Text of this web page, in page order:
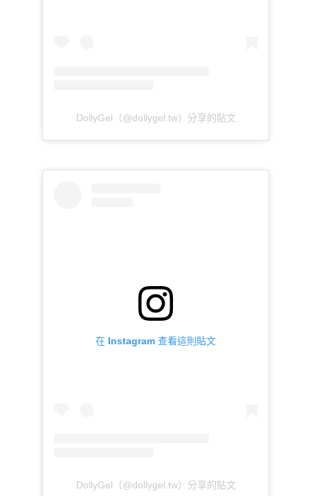
DollyGel（@dollygel.tw）分享的貼文
在 Instagram 查看這則貼文
DollyGel（@dollygel.tw）分享的貼文